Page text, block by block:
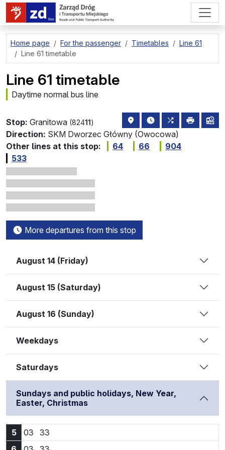
go to page content
Home page For the passenger Timetables
Line 61
Line 61 timetable
Line 61 timetable
Daytime normal bus line
Stop: Granitowa (82411) stop location on the map
the nearest
all linesprint
Direction: SKM Dworzec Główny (Owocowa)
Other lines at this stop:
64 66
904
533
More departures from this stop
August 14 (Friday)
August 15 (Saturday)
August 16 (Sunday)
Weekdays
Saturdays
Sundays and public holidays, New Year,
Easter, Christmas
5 03 5:03
33